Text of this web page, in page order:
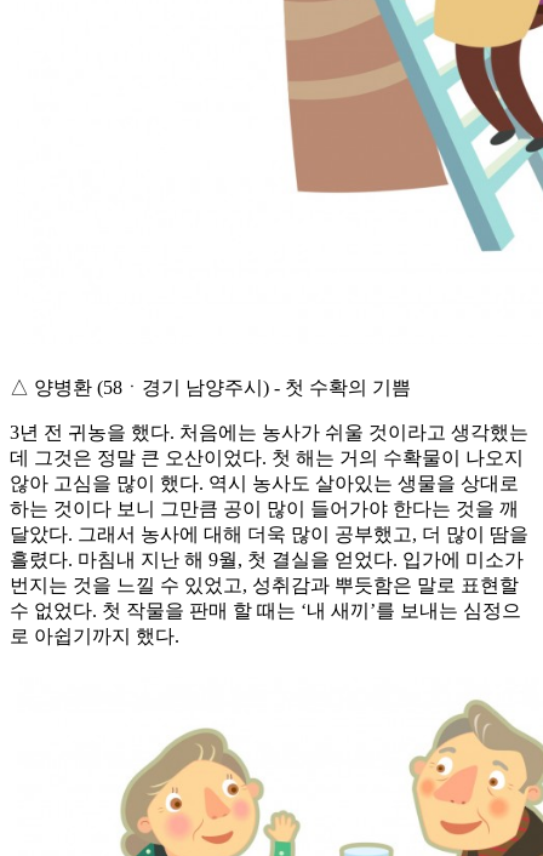
△ 양병환 (58ㆍ경기 남양주시) - 첫 수확의 기쁨
3년 전 귀농을 했다. 처음에는 농사가 쉬울 것이라고 생각했는
데 그것은 정말 큰 오산이었다. 첫 해는 거의 수확물이 나오지
않아 고심을 많이 했다. 역시 농사도 살아있는 생물을 상대로
하는 것이다 보니 그만큼 공이 많이 들어가야 한다는 것을 깨
달았다. 그래서 농사에 대해 더욱 많이 공부했고, 더 많이 땀을
흘렸다. 마침내 지난 해 9월, 첫 결실을 얻었다. 입가에 미소가
번지는 것을 느낄 수 있었고, 성취감과 뿌듯함은 말로 표현할
수 없었다. 첫 작물을 판매 할 때는 ‘내 새끼’를 보내는 심정으
로 아쉽기까지 했다.